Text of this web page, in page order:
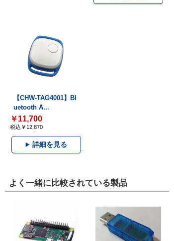
【CHW-TAG4001】Bl
uetooth A...
￥11,700
税込￥12,870
詳細を見る
よく一緒に比較されている製品